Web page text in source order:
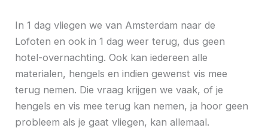
In 1 dag vliegen we van Amsterdam naar de
Lofoten en ook in 1 dag weer terug, dus geen
hotel-overnachting. Ook kan iedereen alle
materialen, hengels en indien gewenst vis mee
terug nemen. Die vraag krijgen we vaak, of je
hengels en vis mee terug kan nemen, ja hoor geen
probleem als je gaat vliegen, kan allemaal.